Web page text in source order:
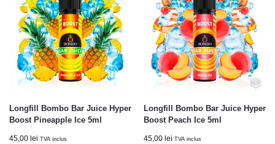
Longfill Bombo Bar Juice Hyper
Boost Pineapple Ice 5ml
45,00 lei TVA inclus
Longfill Bombo Bar Juice Hyper
Boost Peach Ice 5ml
45,00 lei TVA inclus